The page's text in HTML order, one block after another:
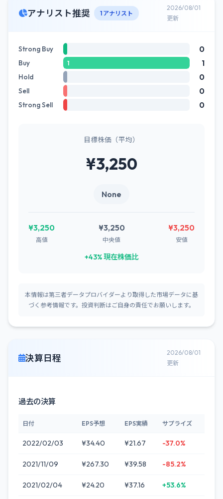
アナリスト推奨 1 アナリスト
2026/08/01
更新
Strong Buy 0
Buy 1 1
Hold 0
Sell 0
Strong Sell 0
目標株価（平均）
¥3,250
None
¥3,250
高値
¥3,250
中央値
¥3,250
安値
+43% 現在株価比
本情報は第三者データプロバイダーより取得した市場データに基
づく参考情報です。投資判断はご自身の責任でお願いします。
決算日程
2026/08/01
更新
過去の決算
日付 EPS予想 EPS実績 サプライズ
2022/02/03 ¥34.40 ¥21.67 -37.0%
2021/11/09 ¥267.30 ¥39.58 -85.2%
2021/02/04 ¥24.20 ¥37.16 +53.6%